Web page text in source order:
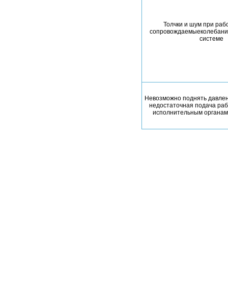
Толчки и шум при
системе
Невозможно поднять
недостаточная подача
исполнительным